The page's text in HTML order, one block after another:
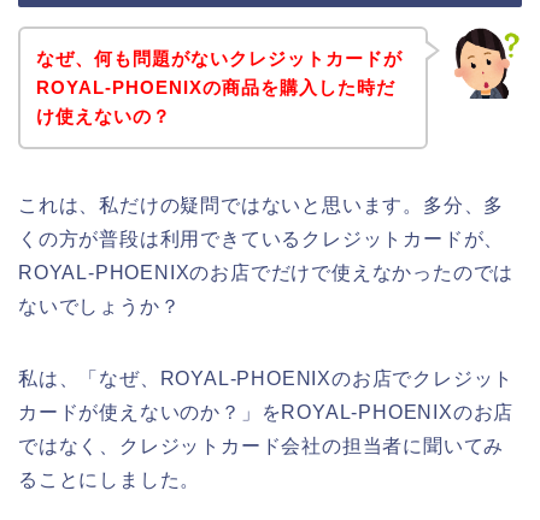
なぜ、何も問題がないクレジットカードが
ROYAL-PHOENIXの商品を購入した時だ
け使えないの？
これは、私だけの疑問ではないと思います。多分、多
くの方が普段は利用できているクレジットカードが、
ROYAL-PHOENIXのお店でだけで使えなかったのでは
ないでしょうか？
私は、「なぜ、ROYAL-PHOENIXのお店でクレジット
カードが使えないのか？」をROYAL-PHOENIXのお店
ではなく、クレジットカード会社の担当者に聞いてみ
ることにしました。